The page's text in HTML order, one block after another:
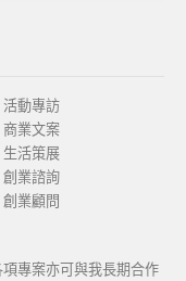
動專訪
業文案
活策展
業諮詢
業顧問
專案亦可與我長期合作